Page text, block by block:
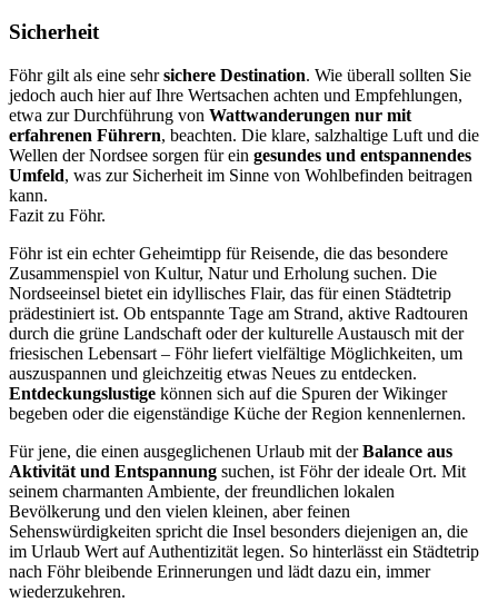
Sicherheit
Föhr gilt als eine sehrsichere Destination. Wie überall sollten Sie
jedoch auch hier auf Ihre Wertsachen achten und Empfehlungen,
etwa zur Durchführung von Wattwanderungen nur mit
erfahrenen Führern, beachten. Die klare, salzhaltige Luft und die
Wellen der Nordsee sorgen für ein gesundes und entspannendes
Umfeld, was zur Sicherheit im Sinne von Wohlbefinden beitragen
kann.
Fazit zu Föhr.
Föhr ist ein echter Geheimtipp für Reisende, die das besondere
Zusammenspiel von Kultur, Natur und Erholung suchen. Die
Nordseeinsel bietet ein idyllisches Flair, das für einen Städtetrip
prädestiniert ist. Ob entspannte Tage am Strand, aktive Radtouren
durch die grüne Landschaft oder der kulturelle Austausch mit der
friesischen Lebensart – Föhr liefert vielfältige Möglichkeiten, um
auszuspannen und gleichzeitig etwas Neues zu entdecken.
Entdeckungslustige können sich auf die Spuren der Wikinger
begeben oder die eigenständige Küche der Region kennenlernen.
Für jene, die einen ausgeglichenen Urlaub mit derBalance aus
Aktivität und Entspannung suchen, ist Föhr der ideale Ort. Mit
seinem charmanten Ambiente, der freundlichen lokalen
Bevölkerung und den vielen kleinen, aber feinen
Sehenswürdigkeiten spricht die Insel besonders diejenigen an, die
im Urlaub Wert auf Authentizität legen. So hinterlässt ein Städtetrip
nach Föhr bleibende Erinnerungen und lädt dazu ein, immer
wiederzukehren.